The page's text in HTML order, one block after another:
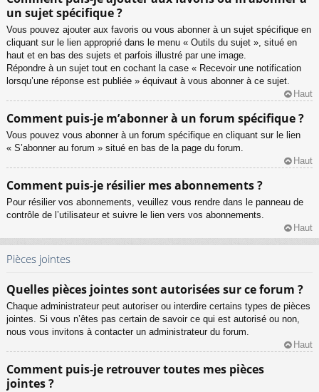
un sujet spécifique ?
Vous pouvez ajouter aux favoris ou vous abonner à un sujet spécifique en
cliquant sur le lien approprié dans le menu « Outils du sujet », situé en
haut et en bas des sujets et parfois illustré par une image.
Répondre à un sujet tout en cochant la case « Recevoir une notification
lorsqu’une réponse est publiée » équivaut à vous abonner à ce sujet.
Haut
Comment puis-je m’abonner à un forum spécifique ?
Vous pouvez vous abonner à un forum spécifique en cliquant sur le lien
« S’abonner au forum » situé en bas de la page du forum.
Haut
Comment puis-je résilier mes abonnements ?
Pour résilier vos abonnements, veuillez vous rendre dans le panneau de
contrôle de l’utilisateur et suivre le lien vers vos abonnements.
Haut
Pièces jointes
Quelles pièces jointes sont autorisées sur ce forum ?
Chaque administrateur peut autoriser ou interdire certains types de pièces
jointes. Si vous n’êtes pas certain de savoir ce qui est autorisé ou non,
nous vous invitons à contacter un administrateur du forum.
Haut
Comment puis-je retrouver toutes mes pièces
jointes ?